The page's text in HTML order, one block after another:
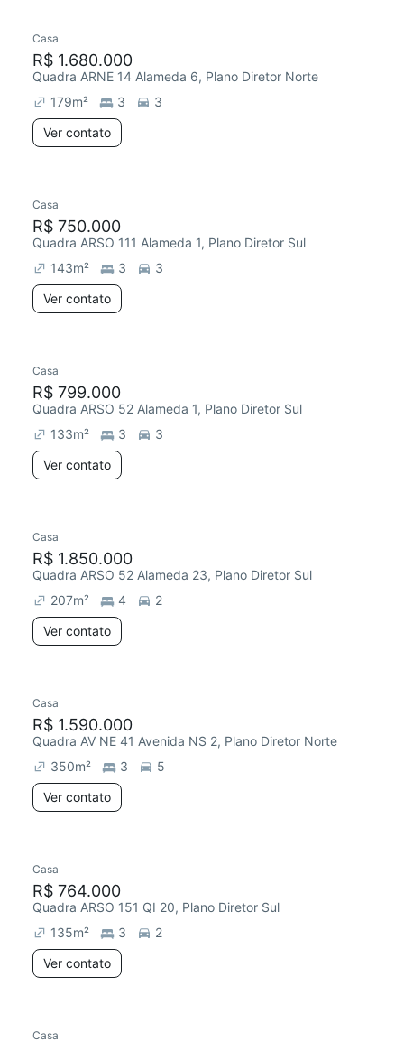
Casa
R$ 1.680.000
Quadra ARNE 14 Alameda 6, Plano Diretor Norte
179m² 3
3
Ver contato
Casa
R$ 750.000
Quadra ARSO 111 Alameda 1, Plano Diretor Sul
143m² 3
3
Ver contato
Casa
R$ 799.000
Quadra ARSO 52 Alameda 1, Plano Diretor Sul
133m² 3
3
Ver contato
Casa
R$ 1.850.000
Quadra ARSO 52 Alameda 23, Plano Diretor Sul
207m² 4
2
Ver contato
Casa
R$ 1.590.000
Quadra AV NE 41 Avenida NS 2, Plano Diretor Norte
350m² 3
5
Ver contato
Casa
R$ 764.000
Quadra ARSO 151 QI 20, Plano Diretor Sul
135m² 3
2
Ver contato
Casa